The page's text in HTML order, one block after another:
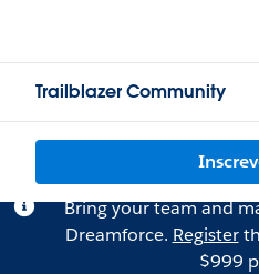
Trailblazer Community
Bring your team and
Dreamforce. Register
$999